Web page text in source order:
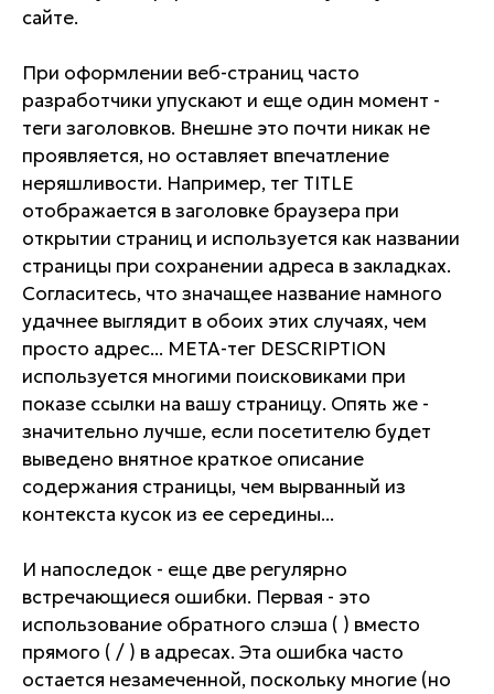
сайте.
При оформлении веб-страниц часто
разработчики упускают и еще один момент -
теги заголовков. Внешне это почти никак не
проявляется, но оставляет впечатление
неряшливости. Например, тег TITLE
отображается в заголовке браузера при
открытии страниц и используется как названии
страницы при сохранении адреса в закладках.
Согласитесь, что значащее название намного
удачнее выглядит в обоих этих случаях, чем
просто адрес... META-тег DESCRIPTION
используется многими поисковиками при
показе ссылки на вашу страницу. Опять же -
значительно лучше, если посетителю будет
выведено внятное краткое описание
содержания страницы, чем вырванный из
контекста кусок из ее середины...
И напоследок - еще две регулярно
встречающиеся ошибки. Первая - это
использование обратного слэша ( ) вместо
прямого ( / ) в адресах. Эта ошибка часто
остается незамеченной, поскольку многие (но